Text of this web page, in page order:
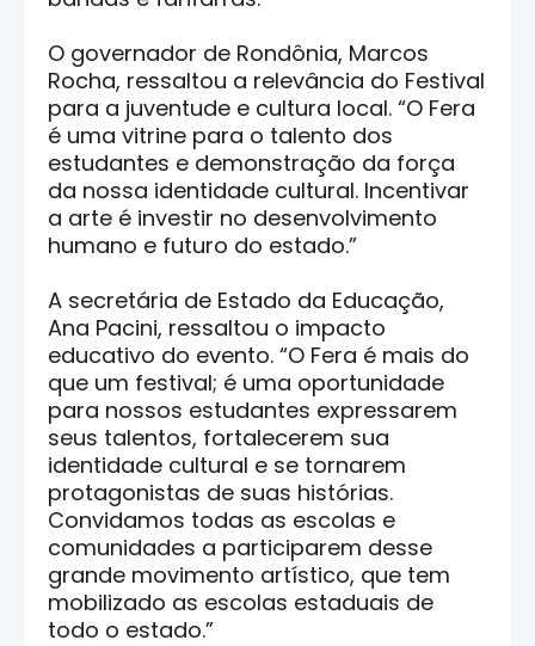
O governador de Rondônia, Marcos
Rocha, ressaltou a relevância do Festival
para a juventude e cultura local. “O Fera
é uma vitrine para o talento dos
estudantes e demonstração da força
da nossa identidade cultural. Incentivar
a arte é investir no desenvolvimento
humano e futuro do estado.”
A secretária de Estado da Educação,
Ana Pacini, ressaltou o impacto
educativo do evento. “O Fera é mais do
que um festival; é uma oportunidade
para nossos estudantes expressarem
seus talentos, fortalecerem sua
identidade cultural e se tornarem
protagonistas de suas histórias.
Convidamos todas as escolas e
comunidades a participarem desse
grande movimento artístico, que tem
mobilizado as escolas estaduais de
todo o estado.”